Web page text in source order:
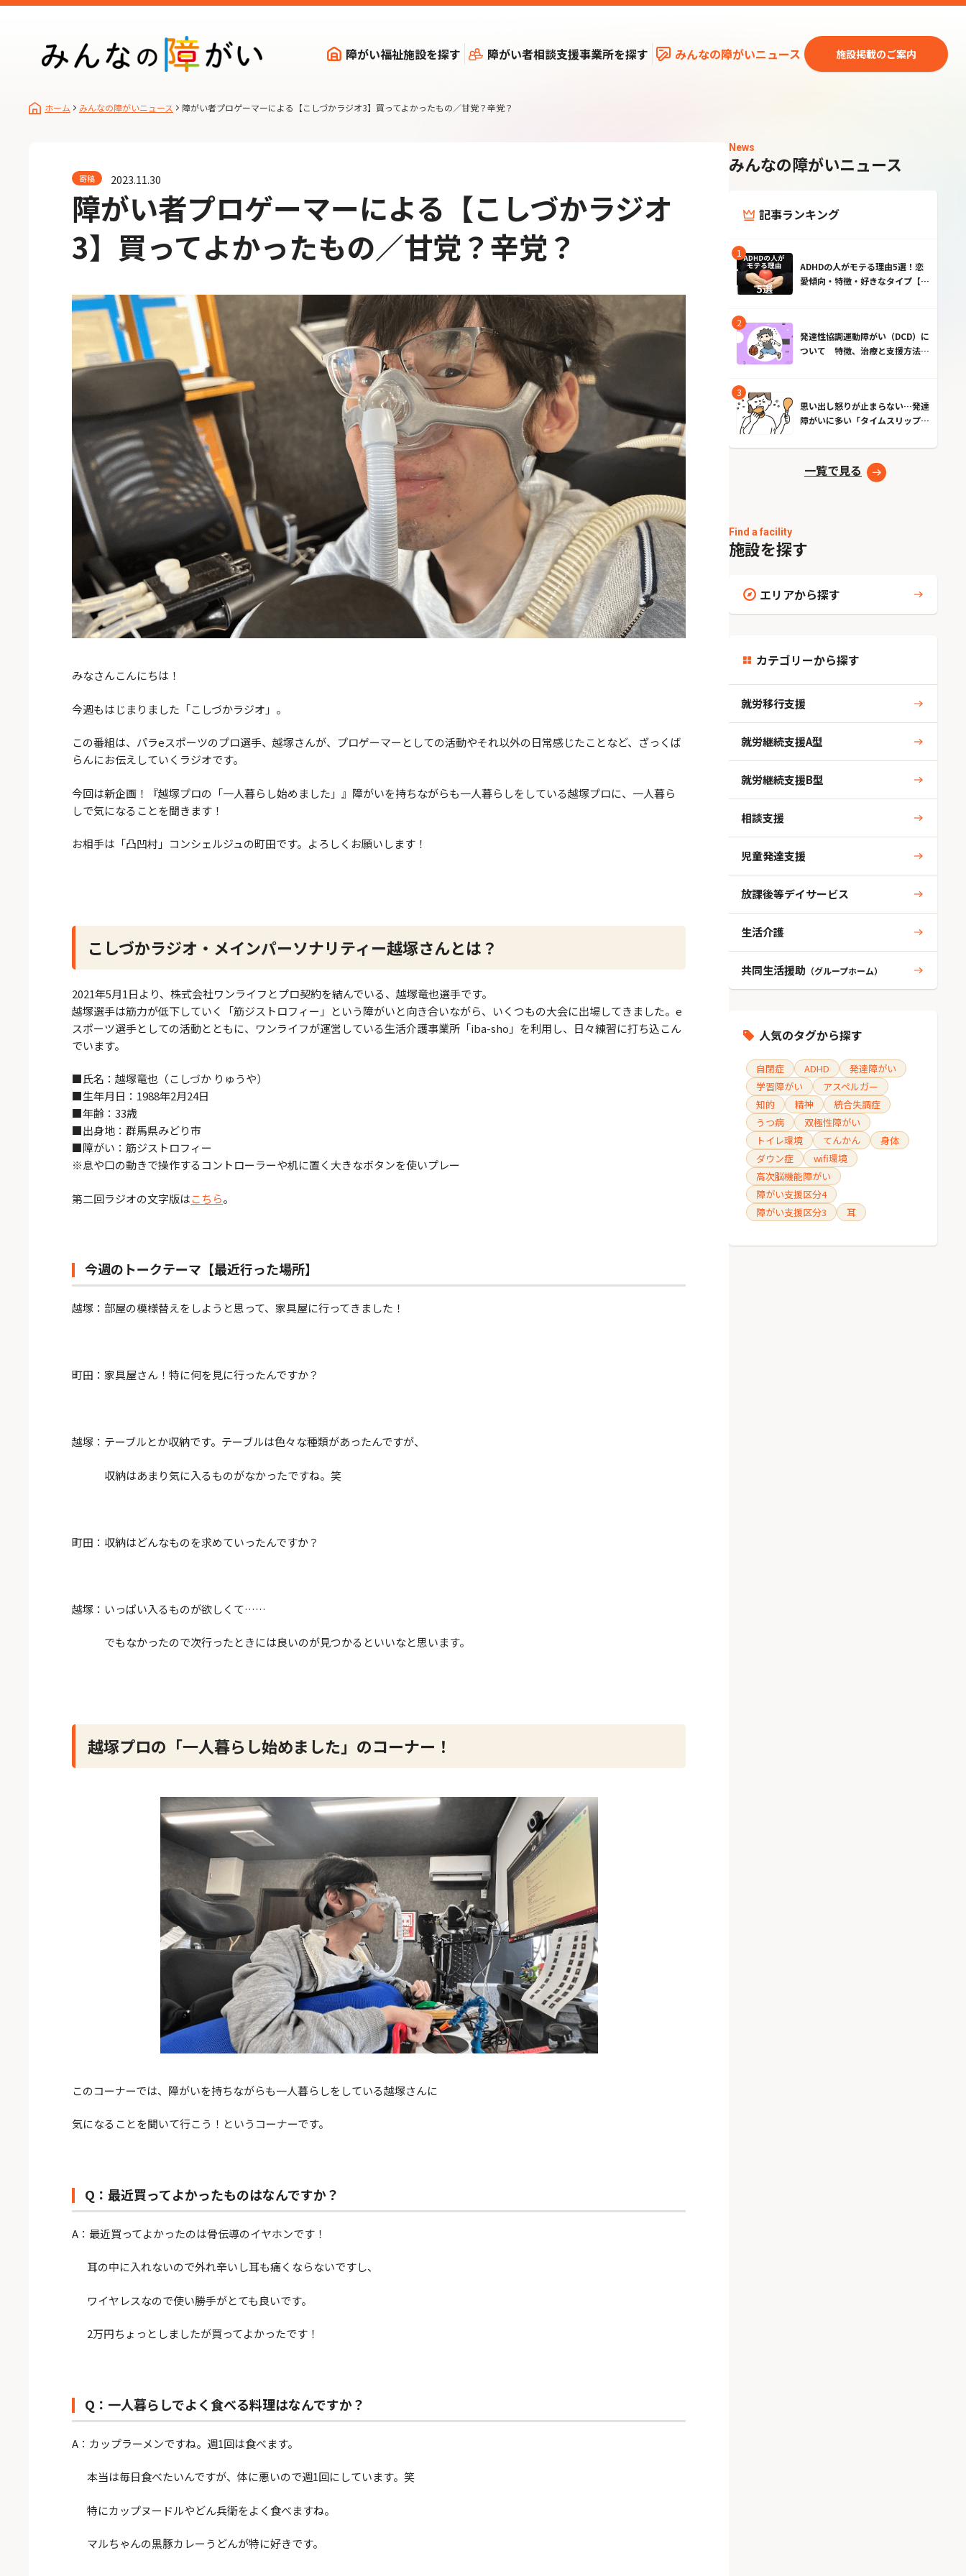
障がい福祉施設を探す 障がい者相談支援事業所を探す みんなの障がいニュース 施設掲載のご案内
ホーム みんなの障がいニュース 障がい者プロゲーマーによる【こしづかラジオ3】買ってよかったもの／甘党？辛党？
寄稿 2023.11.30
障がい者プロゲーマーによる【こしづかラジオ
3】買ってよかったもの／甘党？辛党？
みなさんこんにちは！
今週もはじまりました「こしづかラジオ」。
この番組は、パラeスポーツのプロ選手、越塚さんが、プロゲーマーとしての活動やそれ以外の日常感じたことなど、ざっくば
らんにお伝えしていくラジオです。
今回は新企画！『越塚プロの「一人暮らし始めました」』障がいを持ちながらも一人暮らしをしている越塚プロに、一人暮ら
しで気になることを聞きます！
お相手は「凸凹村」コンシェルジュの町田です。よろしくお願いします！
こしづかラジオ・メインパーソナリティー越塚さんとは？
2021年5月1日より、株式会社ワンライフとプロ契約を結んでいる、越塚竜也選手です。
越塚選手は筋力が低下していく「筋ジストロフィー」という障がいと向き合いながら、いくつもの大会に出場してきました。e
スポーツ選手としての活動とともに、ワンライフが運営している生活介護事業所「iba-sho」を利用し、日々練習に打ち込こん
でいます。
■氏名：越塚竜也（こしづか りゅうや）
■生年月日：1988年2月24日
■年齢：33歳
■出身地：群馬県みどり市
■障がい：筋ジストロフィー
※息や口の動きで操作するコントローラーや机に置く大きなボタンを使いプレー
第二回ラジオの文字版はこちら。
今週のトークテーマ【最近行った場所】
越塚：部屋の模様替えをしようと思って、家具屋に行ってきました！
町田：家具屋さん！特に何を見に行ったんですか？
越塚：テーブルとか収納です。テーブルは色々な種類があったんですが、
収納はあまり気に入るものがなかったですね。笑
町田：収納はどんなものを求めていったんですか？
越塚：いっぱい入るものが欲しくて……
でもなかったので次行ったときには良いのが見つかるといいなと思います。
越塚プロの「一人暮らし始めました」のコーナー！
このコーナーでは、障がいを持ちながらも一人暮らしをしている越塚さんに
気になることを聞いて行こう！というコーナーです。
Q：最近買ってよかったものはなんですか？
A：最近買ってよかったのは骨伝導のイヤホンです！
耳の中に入れないので外れ辛いし耳も痛くならないですし、
ワイヤレスなので使い勝手がとても良いです。
2万円ちょっとしましたが買ってよかったです！
Q：一人暮らしでよく食べる料理はなんですか？
A：カップラーメンですね。週1回は食べます。
本当は毎日食べたいんですが、体に悪いので週1回にしています。笑
特にカップヌードルやどん兵衛をよく食べますね。
マルちゃんの黒豚カレーうどんが特に好きです。
News
みんなの障がいニュース
記事ランキング
ADHDの人がモテる理由5選！恋
愛傾向・特徴・好きなタイプ【男
発達性協調運動障がい（DCD）に
ついて 特徴、治療と支援方法と
思い出し怒りが止まらない…発達
障がいに多い「タイムスリップ現
一覧で見る
Find a facility
施設を探す
エリアから探す
カテゴリーから探す
就労移行支援
就労継続支援A型
就労継続支援B型
相談支援
児童発達支援
放課後等デイサービス
生活介護
共同生活援助 （グループホーム）
人気のタグから探す
自閉症 ADHD
発達障がい
学習障がい
アスペルガー
知的
精神
統合失調症
うつ病
双極性障がい
トイレ環境
てんかん
身体
ダウン症
wifi環境
高次脳機能障がい
障がい支援区分4
障がい支援区分3
耳